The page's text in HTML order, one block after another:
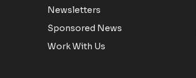
Newsletters
Sponsored News
Work With Us